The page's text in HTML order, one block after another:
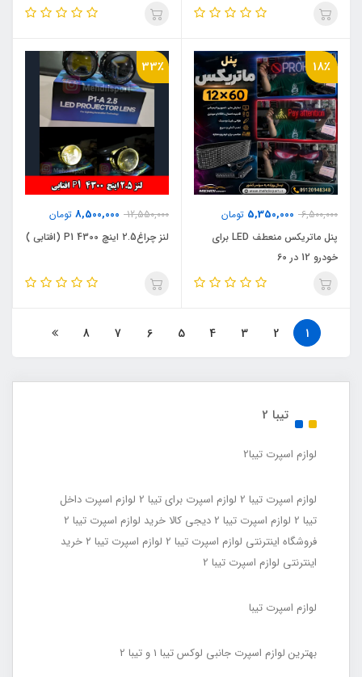
18٪
6,500,000
5,350,000 تومان
پنل ماتریکس منعطف LED برای
خودرو 12 در 60
33٪
12,550,000
8,500,000 تومان
لنز چراغ2.5 اینچ 4300 P1 (افتابی )
1
2
3
4
5
6
7
8
تیبا 2
لوازم اسپرت تیبا2
لوازم اسپرت تیبا 2 لوازم اسپرت برای تیبا 2 لوازم اسپرت داخل
تیبا 2 لوازم اسپرت تیبا 2 دیجی کالا خرید لوازم اسپرت تیبا 2
فروشگاه اینترنتی لوازم اسپرت تیبا 2 لوازم اسپرت تیبا ۲ خرید
اینترنتی لوازم اسپرت تیبا 2
لوازم اسپرت تیبا
بهترین لوازم اسپرت جانبی لوکس تیبا 1 و تیبا 2